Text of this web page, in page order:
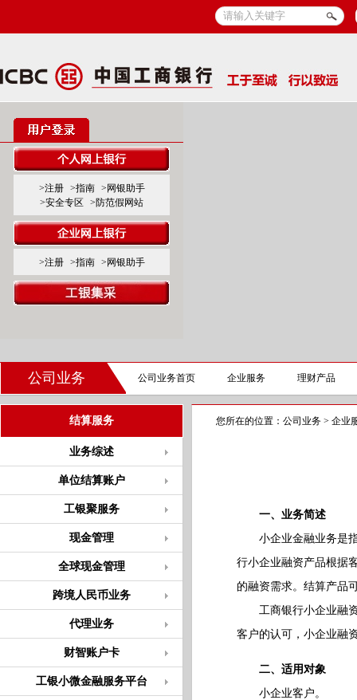
>注册 >指南
>网银助手
>安全专区
>防范假网站
>注册 >指南 >网银助手
公司业务 公司业务首页 企业服务 理财产品
结算服务
业务综述
单位结算账户
工银聚服务
现金管理
全球现金管理
跨境人民币业务
代理业务
财智账户卡
工银小微金融服务平台
您所在的位置： 公司业务 > 企业
一、业务简述
小企业金融业务是指
行小企业融资产品根据
的融资需求。结算产品
工商银行小企业融资
客户的认可，小企业融
二、适用对象
小企业客户。